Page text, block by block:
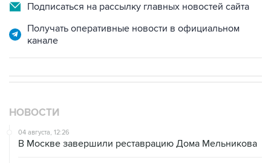
Подписаться на рассылку главных новостей сайта
Получать оперативные новости в официальном
канале
НОВОСТИ
04 августа, 12:26
В Москве завершили реставрацию Дома Мельникова